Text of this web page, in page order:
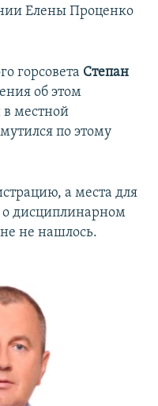
Елены Проценко
горсовета Степан
об этом
местной
по этому
а места для
дисциплинарном
не нашлось.